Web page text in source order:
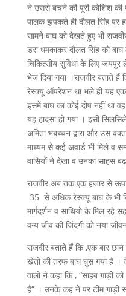
ने उससे बचने की पूरी कोशिश की
पालक झपकते ही दौलत सिंह पर
सामने बाघ को देखते हुए भी
डरा धमकाकर दौलत सिंह को
चिकित्सीय सुविधा के लिए जयपुर
भेज दिया गया ।राजवीर बताते
रेस्क्यू ऑपरेशन था भले ही यह एक
इसमें बाघ का कोई दोष नहीं था
यह हादसा हो गया । इसी
अमिता भबच्चन द्वारा और उस
माध्यम से कई अवार्ड भी मिले व
वासियों ने देखा व उनका साहस
राजवीर अब तक एक हजार से
35 से अधिक रेस्क्यू बाघ के भी
मार्गदर्शन व साथियो के मिल रहे
वन्य जीव की जिंदगी को नया
राजवीर बताते हैं कि ,एक बार
खेतों की तरफ बाघ घुस गया है ।
वालों ने कहा कि , “साहब
है” । उनके कह ने पर टीम गाड़ी